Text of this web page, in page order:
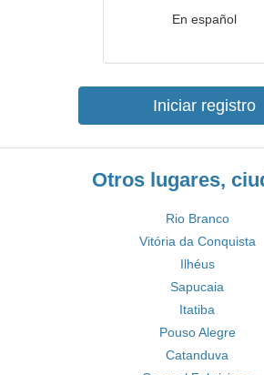
En español
Iniciar registro
Otros lugares,
Rio Branco
Vitória da Conquista
Ilhéus
Sapucaia
Itatiba
Pouso Alegre
Catanduva